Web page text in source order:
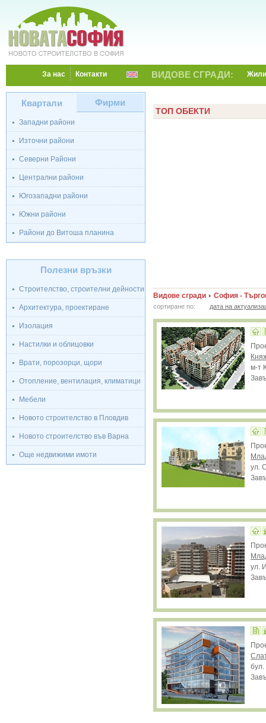
За нас Контакти ВИДОВЕ СГРАДИ:
Квартали Фирми
Западни райони
Източни райони
Северни Райони
Централни райони
Югозападни райони
Южни райони
Райони до Витоша планина
Полезни връзки
Строителство, строителни дейности
Архитектура, проектиране
Изолация
Настилки и облицовки
Врати, порозорци, щори
Отопление, вентилация, климатици
Мебели
Новото строителство в Пловдив
Новото строителство във Варна
Още недвижими имоти
ТОП ОБЕКТИ
Видове сгради София -
сортиране по: дата на
м-т
ул.
ул.
бул.